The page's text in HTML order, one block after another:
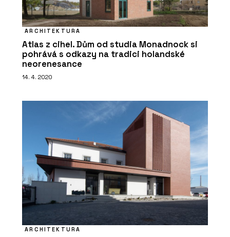
ARCHITEKTURA
Atlas z cihel. Dům od studia Monadnock si
pohrává s odkazy na tradici holandské
neorenesance
14. 4. 2020
ARCHITEKTURA